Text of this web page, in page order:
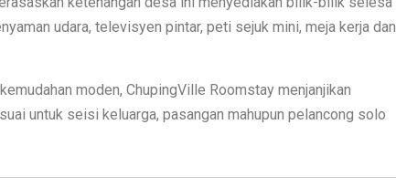
udara, televisyen pintar, peti sejuk mini, meja kerja dan
moden, ChupingVille Roomstay menjanjikan
untuk seisi keluarga, pasangan mahupun pelancong solo